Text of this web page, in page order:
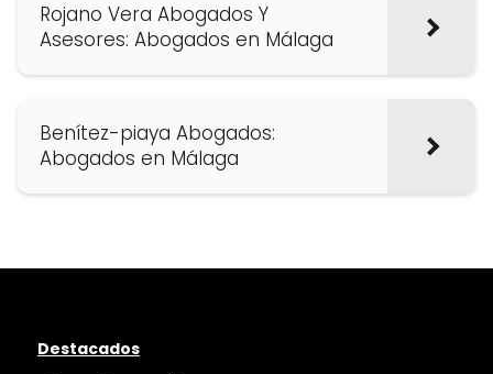
Rojano Vera Abogados Y
Asesores: Abogados en Málaga
Benítez-piaya Abogados:
Abogados en Málaga
Destacados